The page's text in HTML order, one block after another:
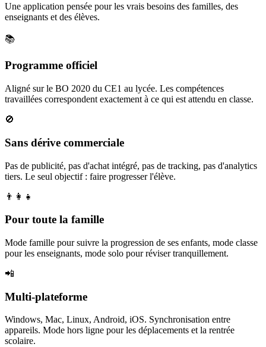
Une application pensée pour les vrais besoins des familles, des
enseignants et des élèves.
📚
Programme officiel
Aligné sur le BO 2020 du CE1 au lycée. Les compétences
travaillées correspondent exactement à ce qui est attendu en classe.
🚫
Sans dérive commerciale
Pas de publicité, pas d'achat intégré, pas de tracking, pas d'analytics
tiers. Le seul objectif : faire progresser l'élève.
👨‍👩‍👧
Pour toute la famille
Mode famille pour suivre la progression de ses enfants, mode classe
pour les enseignants, mode solo pour réviser tranquillement.
📲
Multi-plateforme
Windows, Mac, Linux, Android, iOS. Synchronisation entre
appareils. Mode hors ligne pour les déplacements et la rentrée
scolaire.